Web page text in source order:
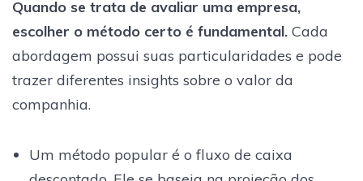
Quando se trata de avaliar uma empresa,
escolher o método certo é fundamental. Cada
abordagem possui suas particularidades e pode
trazer diferentes insights sobre o valor da
companhia.
Um método popular é o fluxo de caixa